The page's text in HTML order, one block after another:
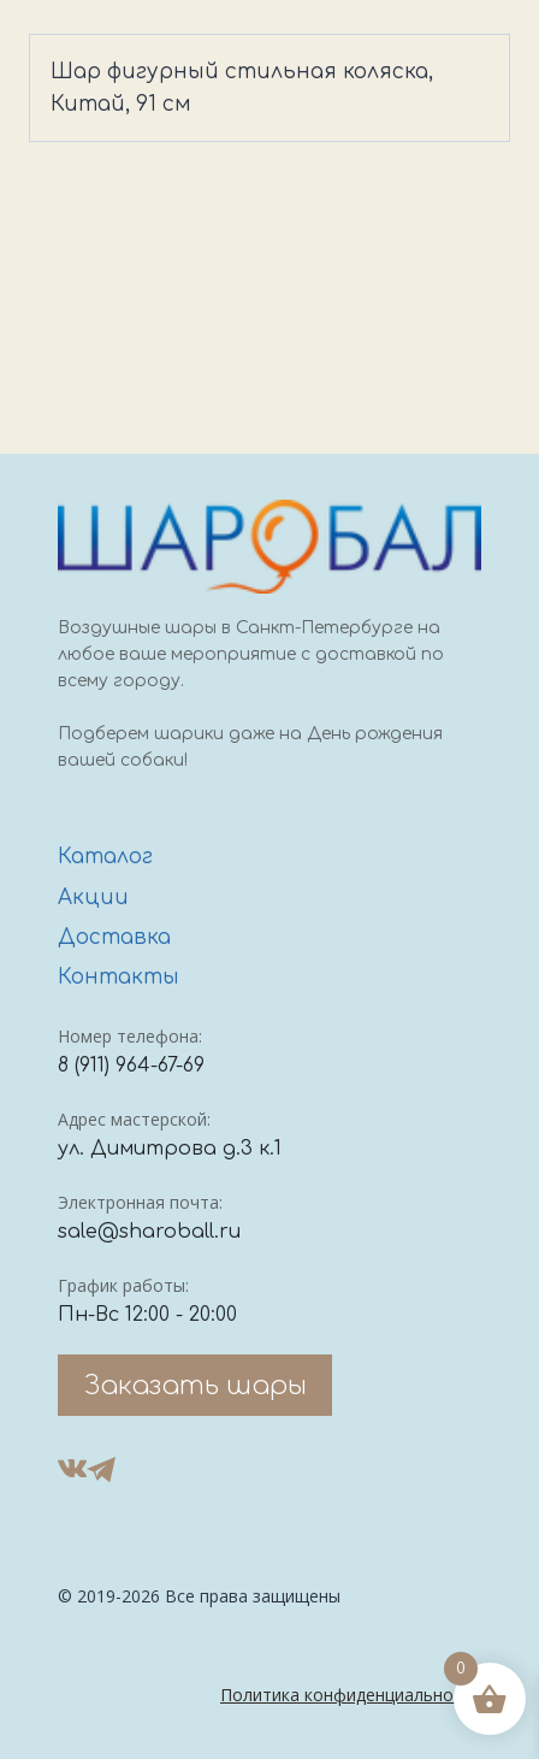
фигурный
стильная
Шар фигурный стильная коляска,
Китай, 91 см
Воздушные шары в Санкт-Петербурге на
любое ваше мероприятие с доставкой по
всему городу.
Подберем шарики даже на День рождения
вашей собаки!
Каталог
Акции
Доставка
Контакты
Номер телефона:
8 (911) 964-67-69
Адрес мастерской:
ул. Димитрова д.3 к.1
Электронная почта:
sale@sharoball.ru
График работы:
Пн-Вс 12:00 - 20:00
Заказать шары
© 2019-2026 Все права защищены
Политика конфиденциальности
0